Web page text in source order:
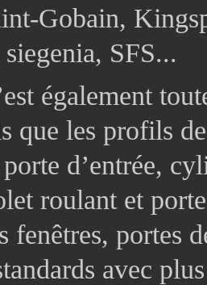
Gobain,
SFS...
également
que les profils
d’entrée,
roulant et
fenêtres, portes
avec